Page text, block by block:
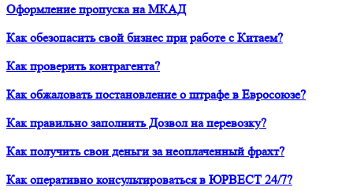
Оформление пропуска на МКАД
Как обезопасить свой бизнес при работе с Китаем?
Как проверить контрагента?
Как обжаловать постановление о штрафе в Евросоюзе?
Как правильно заполнить Дозвол на перевозку?
Как получить свои деньги за неоплаченный фрахт?
Как оперативно консультироваться в ЮРВЕСТ 24/7?